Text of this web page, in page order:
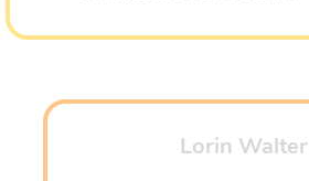
Lorin Walter